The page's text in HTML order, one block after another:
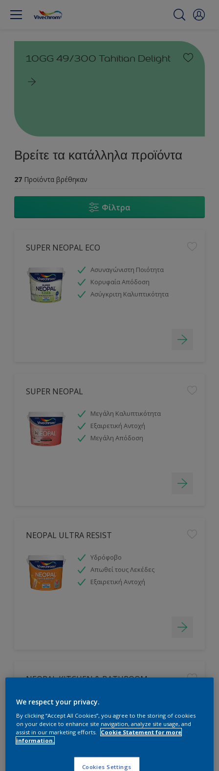
10GG 49/300 Tahitian Delight
Βρείτε τα κατάλληλα προϊόντα
27 Προϊόντα βρέθηκαν
Φίλτρα
SUPER NEOPAL ECO
Ασυναγώνιστη Ποιότητα
Κορυφαία Απόδοση
Ασύγκριτη Καλυπτικότητα
SUPER NEOPAL
Μεγάλη Καλυπτικότητα
Εξαιρετική Αντοχή
Μεγάλη Απόδοση
NEOPAL ULTRA RESIST
Υδρόφοβο
Απωθεί τους Λεκέδες
Εξαιρετική Αντοχή
NEOPAL KITCHEN & BATHROOM
Ανθεκτικό σε Υδρατμούς και
Για Χώρους με Υγρασία
Εξαιρετική Αντοχή
We respect your privacy.
By clicking “Accept All Cookies”, you agree to the storing of cookies
on your device to enhance site navigation, analyze site usage, and
assist in our marketing efforts.
Cookie Statement for more
information.
Cookies Settings